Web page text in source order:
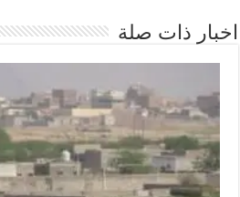
اخبار ذات صلة